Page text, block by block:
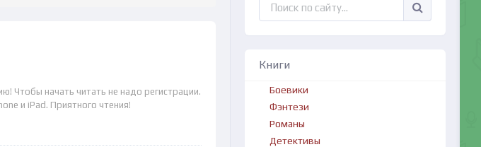
Чтобы начать читать не надо регистрации.
и iPad. Приятного чтения!
Книги
Боевики
Фэнтези
Романы
Детективы